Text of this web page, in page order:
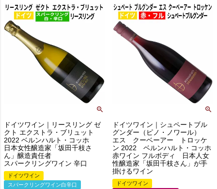
ドイツワイン｜リースリング ゼ
クト エクストラ・ブリュット
2022 ベルンハルト・コッホ
日本女性醸造家「坂田千枝さ
ん」醸造責任者
スパークリングワイン 辛口
ドイツワイン
スパークリングワイン白辛口
ドイツワイン｜シュペートブル
グンダー（ピノ・ノワール）
エス クーベーアー トロッケ
ン 2022 ベルンハルト・コッホ
赤ワイン フルボディ 日本人女
性醸造家「坂田千枝さん」が手
掛けるワイン
ドイツワイン